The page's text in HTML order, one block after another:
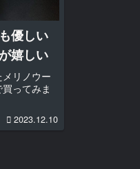
優しい
嬉しい
リノウー
ってみま
2023.12.10